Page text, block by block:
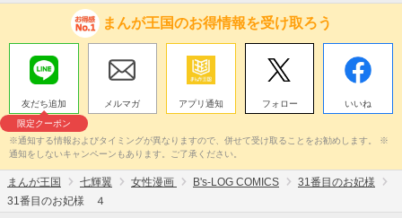
まんが王国のお得情報を受け取ろう
友だち追加
限定クーポン
メルマガ アプリ通知 フォロー いいね
※通知する情報およびタイミングが異なりますので、併せて受け取ることをお勧めします。 ※
通知をしないキャンペーンもあります。ご了承ください。
まんが王国 七輝翼 女性漫画 B's-LOG COMICS
31番目のお妃様
31番目のお妃様 ４